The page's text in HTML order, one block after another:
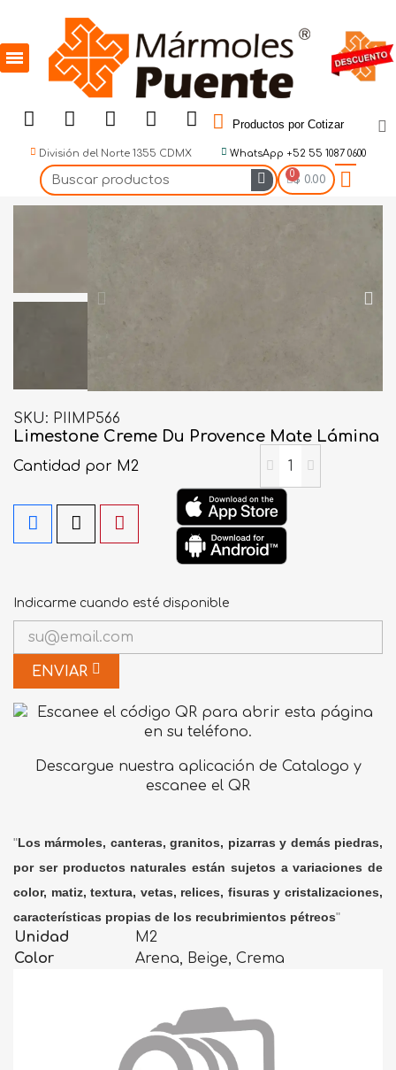
Productos por Cotizar
División del Norte 1355 CDMX WhatsApp +52 55 1087 0600
$ 0.00
SKU PIIMP566
Limestone Creme Du Provence Mate Lámina
Cantidad por M2
Indicarme cuando esté disponible
ENVIAR
Descargue nuestra aplicación de Catalogo y
escanee el QR
"Los mármoles, canteras, granitos, pizarras y demás piedras,
por ser productos naturales están sujetos a variaciones de
color, matiz, textura, vetas, relices, fisuras y cristalizaciones,
características propias de los recubrimientos pétreos"
Unidad
M2
Color
Arena, Beige, Crema